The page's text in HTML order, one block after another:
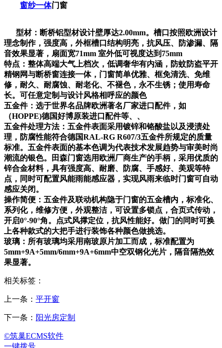
窗纱一体门窗
型材：断桥铝型材设计壁厚达2.00mm。槽口按照欧洲设计
理念制作，强度高，外框槽口结构明亮，抗风压、防渗漏、隔
音效果显著，扇面宽71mm 室外低可视度达到75mm
特点：整体高端大气上档次，低调奢华有内涵，防蚊防盗平开
精钢网与断桥窗连接一体，门窗简单优雅、框免清洗、免维
修，耐久、耐腐蚀、耐老化、不褪色，永不生锈；使用寿命
长。可任意定制与设计风格相呼应的颜色
五金件：选于世界名品牌欧洲著名厂家进口配件，如
（HOPPE)德国好博原装进口配件等、、
五金件处理方法：五金件表面采用镀锌和铬酸盐以及浸渍处
理，防腐性能符合德国RAL-RG R607/3五金件所规定的质量
标准。五金件表面的基本色调为代表技术发展趋势与审美时尚
潮流的银色。田森门窗选用欧洲厂商生产的手柄，采用优质的
锌合金材料，具有强度高、耐磨、防腐、手感好、美观等特
点，同时可配置风能雨能感应器，实现风雨来临时门窗可自动
感应关闭。
操作简便：五金件及联动机构隐于门窗的五金槽内，标准化、
系列化，维修方便，外观整洁，可设置多锁点，合页式传动，
开启0°-90°角。点式风撑定位，抗风性能好。做门的同时可换
上各种款式的大把手进行装饰各种颜色做挑选。
玻璃：所有玻璃均采用南玻原片加工而成，标准配置为
5mm+9A+5mm/6mm+9A+6mm中空双钢化光片，隔音隔热效
果显著。
相关标签：
上一条： 平开窗
下一条： 阳光房定制
©筑巢ECMS软件
一键拨号